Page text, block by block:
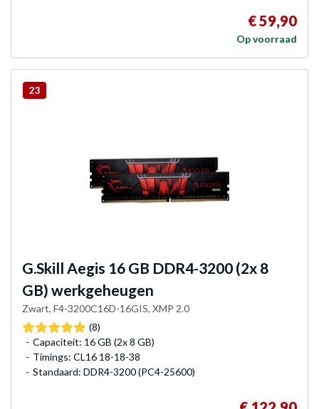
€ 59,90
Op voorraad
23
G.Skill Aegis 16 GB DDR4-3200 (2x 8
GB) werkgeheugen
Zwart, F4-3200C16D-16GIS, XMP 2.0
(8)
Capaciteit: 16 GB (2x 8 GB)
Timings: CL16 18-18-38
Standaard: DDR4-3200 (PC4-25600)